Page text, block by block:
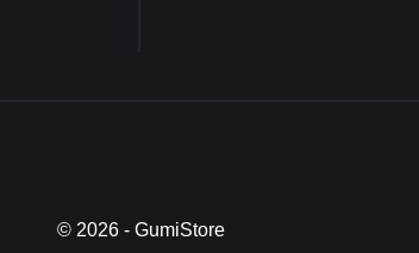
© 2026 - GumiStore